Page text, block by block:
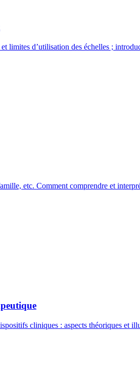
limites d’utilisation des échelles ;
etc. Comment comprendre et
cliniques : aspects théoriques et